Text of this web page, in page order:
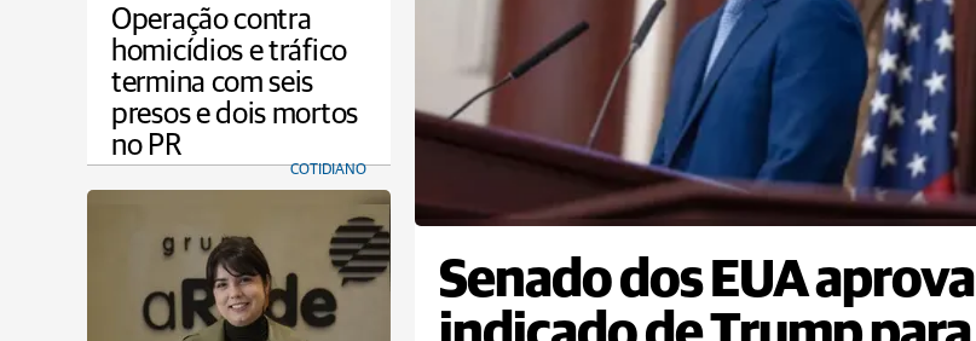
Operação contra
homicídios e tráfico
termina com seis
presos e dois mortos
no PR
COTIDIANO
Senado dos EUA aprova